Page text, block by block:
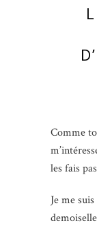
Comme
les fais
Je me